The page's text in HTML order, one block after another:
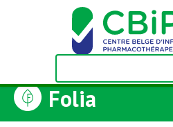
Folia